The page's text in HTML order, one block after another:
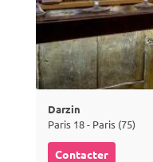
Darzin
Paris 18 - Paris (75)
Contacter